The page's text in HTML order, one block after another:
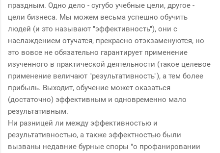
праздным. Одно дело - сугубо учебные цели, другое -
цели бизнеса. Мы можем весьма успешно обучить
людей (и это называют "эффективность"), они с
наслаждением отучатся, прекрасно отэкзаменуются, но
это вовсе не обязательно гарантирует применение
изученного в практической деятельности (такое целевое
применение величают "результативность"), а тем более
прибыль. Выходит, обучение может оказаться
(достаточно) эффективным и одновременно мало
результативным.
Ни разницей ли между эффективностью и
результативностью, а также эффектностью были
вызваны недавние бурные споры "о профанировании